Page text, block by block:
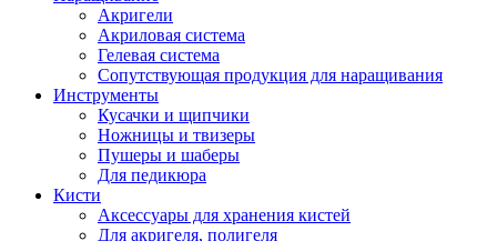
Акригели
Акриловая система
Гелевая система
Сопутствующая продукция для наращивания
Инструменты
Кусачки и щипчики
Ножницы и твизеры
Пушеры и шаберы
Для педикюра
Кисти
Аксессуары для хранения кистей
Для акригеля, полигеля